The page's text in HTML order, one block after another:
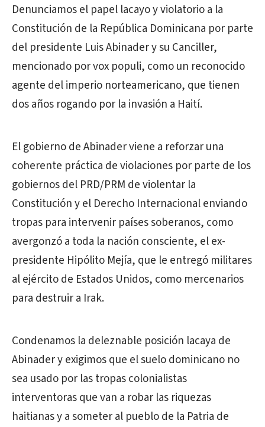
Denunciamos el papel lacayo y violatorio a la
Constitución de la República Dominicana por parte
del presidente Luis Abinader y su Canciller,
mencionado por vox populi, como un reconocido
agente del imperio norteamericano, que tienen
dos años rogando por la invasión a Haití.
El gobierno de Abinader viene a reforzar una
coherente práctica de violaciones por parte de los
gobiernos del PRD/PRM de violentar la
Constitución y el Derecho Internacional enviando
tropas para intervenir países soberanos, como
avergonzó a toda la nación consciente, el ex-
presidente Hipólito Mejía, que le entregó militares
al ejército de Estados Unidos, como mercenarios
para destruir a Irak.
Condenamos la deleznable posición lacaya de
Abinader y exigimos que el suelo dominicano no
sea usado por las tropas colonialistas
interventoras que van a robar las riquezas
haitianas y a someter al pueblo de la Patria de